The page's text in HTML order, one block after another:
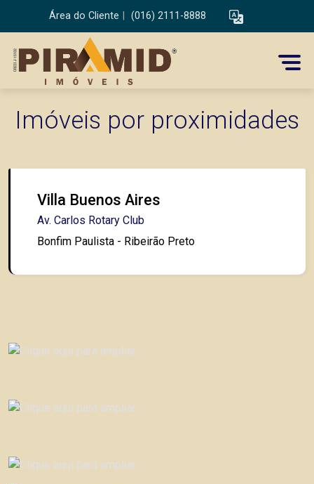
Área do Cliente (016) 2111-8888
Imóveis por proximidades
Villa Buenos Aires
Av. Carlos Rotary Club
Bonfim Paulista - Ribeirão Preto